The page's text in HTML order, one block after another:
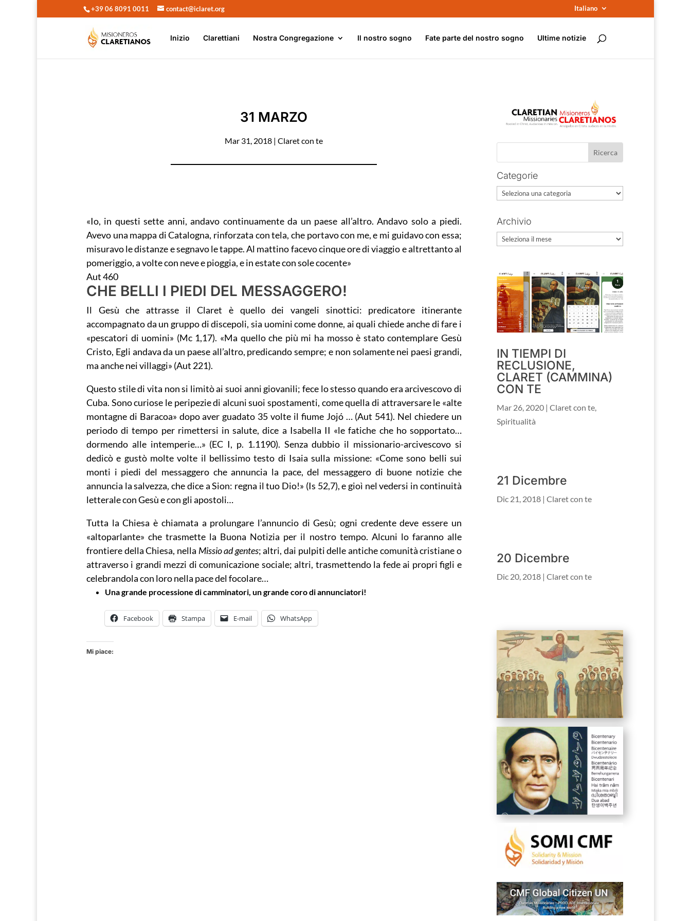
+39 06 8091 0011 contact@iclaret.org Italiano
Inizio Clarettiani Nostra Congregazione Il nostro sogno Fate parte del nostro sogno Ultime notizie
31 MARZO
Mar 31, 2018 |Claret con te
«Io, in questi sette anni, andavo continuamente da un paese all’altro. Andavo solo a piedi.
Avevo una mappa di Catalogna, rinforzata con tela, che portavo con me, e mi guidavo con essa;
misuravo le distanze e segnavo le tappe. Al mattino facevo cinque ore di viaggio e altrettanto al
pomeriggio, a volte con neve e pioggia, e in estate con sole cocente»
Aut 460
CHE BELLI I PIEDI DEL MESSAGGERO!
Il Gesù che attrasse il Claret è quello dei vangeli sinottici: predicatore itinerante
accompagnato da un gruppo di discepoli, sia uomini come donne, ai quali chiede anche di fare i
«pescatori di uomini» (Mc 1,17). «Ma quello che più mi ha mosso è stato contemplare Gesù
Cristo, Egli andava da un paese all’altro, predicando sempre; e non solamente nei paesi grandi,
ma anche nei villaggi» (Aut 221).
Questo stile di vita non si limitò ai suoi anni giovanili; fece lo stesso quando era arcivescovo di
Cuba. Sono curiose le peripezie di alcuni suoi spostamenti, come quella di attraversare le «alte
montagne di Baracoa» dopo aver guadato 35 volte il fiume Jojó … (Aut 541). Nel chiedere un
periodo di tempo per rimettersi in salute, dice a Isabella II «le fatiche che ho sopportato…
dormendo alle intemperie…» (EC I, p. 1.1190). Senza dubbio il missionario-arcivescovo si
dedicò e gustò molte volte il bellissimo testo di Isaia sulla missione: «Come sono belli sui
monti i piedi del messaggero che annuncia la pace, del messaggero di buone notizie che
annuncia la salvezza, che dice a Sion: regna il tuo Dio!» (Is 52,7), e gioì nel vedersi in continuità
letterale con Gesù e con gli apostoli…
Tutta la Chiesa è chiamata a prolungare l’annuncio di Gesù; ogni credente deve essere un
«altoparlante» che trasmette la Buona Notizia per il nostro tempo. Alcuni lo faranno alle
frontiere della Chiesa, nella Missio ad gentes; altri, dai pulpiti delle antiche comunità cristiane o
attraverso i grandi mezzi di comunicazione sociale; altri, trasmettendo la fede ai propri figli e
celebrandola con loro nella pace del focolare…
Una grande processione di camminatori, un grande coro di annunciatori!
Facebook Stampa E-mail WhatsApp
Mi piace:
Categorie
Categorie
Archivio
Archivio
IN TIEMPI DI
RECLUSIONE,
CLARET (CAMMINA)
CON TE
Mar 26, 2020 |Claret con te,
Spiritualità
21 Dicembre
Dic 21, 2018 |Claret con te
20 Dicembre
Dic 20, 2018 |Claret con te